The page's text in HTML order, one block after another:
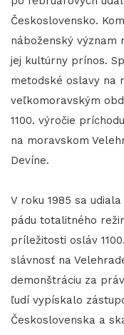
Československo.
náboženský význam
jej kultúrny prínos.
metodské oslavy na
veľkomoravským
1100. výročie
na moravskom
Devíne.
V roku 1985 sa
pádu totalitného
príležitosti osláv
slávnosť na
demonštráciu za
ľudí vypískalo
Československa a